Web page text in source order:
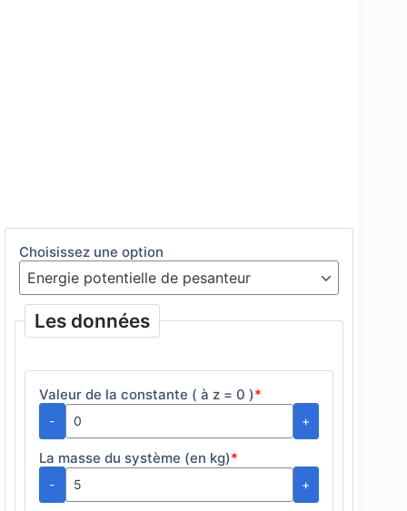
Choisissez une option
Les données
Valeur de la constante ( à z = 0 )*
- +
La masse du système (en kg)*
- +